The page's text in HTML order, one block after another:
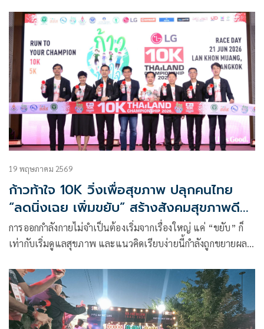
19 พฤษภาคม 2569
ก้าวท้าใจ 10K วิ่งเพื่อสุขภาพ ปลุกคนไทย
“ลดนิ่งเฉย เพิ่มขยับ” สร้างสังคมสุขภาพดี
อย่างยั่งยืน
การออกกำลังกายไม่จำเป็นต้องเริ่มจากเรื่องใหญ่ แค่ “ขยับ” ก็
เท่ากับเริ่มดูแลสุขภาพ และแนวคิดเรียบง่ายนี้กำลังถูกขยายผลสู่
Thailand Championship 2026 Presented by LG”